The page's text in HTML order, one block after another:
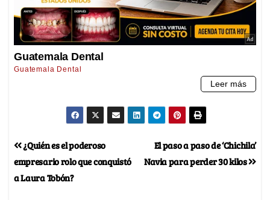
El paso a paso de ‘Chichila’
Navia para perder 30 kilos
¿Quién es el poderoso
empresario rolo que conquistó
a Laura Tobón?